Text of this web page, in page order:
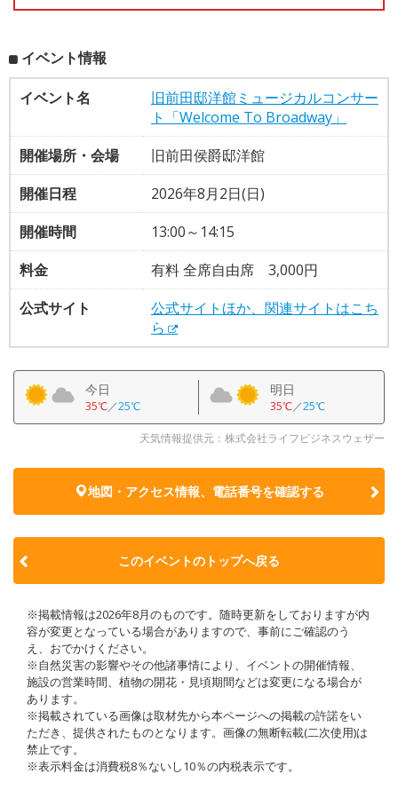
イベント情報
イベント名
旧前田邸洋館ミュージカルコンサー
ト「Welcome To Broadway」
開催場所・会場
旧前田侯爵邸洋館
開催日程
2026年8月2日(日)
開催時間
13:00～14:15
料金
有料 全席自由席 3,000円
公式サイト
公式サイトほか、関連サイトはこち
ら
今日
35℃／25℃
明日
35℃／25℃
天気情報提供元：株式会社ライフビジネスウェザー
地図・アクセス情報、電話番号を確認する
このイベントのトップへ戻る
※掲載情報は2026年8月のものです。随時更新をしておりますが内
容が変更となっている場合がありますので、事前にご確認のう
え、おでかけください。
※自然災害の影響やその他諸事情により、イベントの開催情報、
施設の営業時間、植物の開花・見頃期間などは変更になる場合が
あります。
※掲載されている画像は取材先から本ページへの掲載の許諾をい
ただき、提供されたものとなります。画像の無断転載(二次使用)は
禁止です。
※表示料金は消費税8％ないし10％の内税表示です。